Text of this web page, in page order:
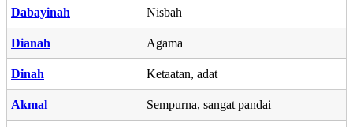
Dabayinah Nisbah
Dianah Agama
Dinah Ketaatan, adat
Akmal Sempurna, sangat pandai